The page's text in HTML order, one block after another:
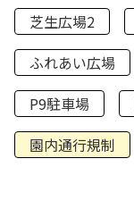
芝生広場2
ふれあい広場
P9駐車場
園内通行規制